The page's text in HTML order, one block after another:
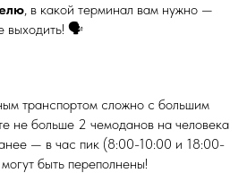
, в какой терминал вам нужно —
выходить! 🗣️
транспортом сложно с большим
не больше 2 чемоданов на человека
— в час пик (8:00-10:00 и 18:00-
быть переполнены!